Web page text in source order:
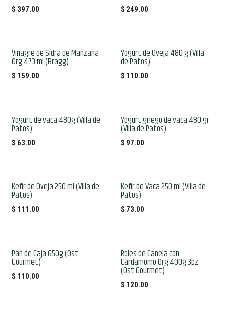
$ 397.00 $ 249.00
Vinagre de Sidra de Manzana
Org 473 ml (Bragg)
$ 159.00
Yogurt de Oveja 480 g (Villa
de Patos)
$ 110.00
Yogurt de vaca 480g (Villa de
Patos)
$ 63.00
Yogurt griego de vaca 480 gr
(Villa de Patos)
$ 97.00
Kefir de Oveja 250 ml (Villa de
Patos)
$ 111.00
Kefir de Vaca 250 ml (Villa de
Patos)
$ 73.00
Pan de Caja 650g (Ost
Gourmet)
$ 110.00
Roles de Canela con
Cardamomo Org 400g 3pz
(Ost Gourmet)
$ 120.00